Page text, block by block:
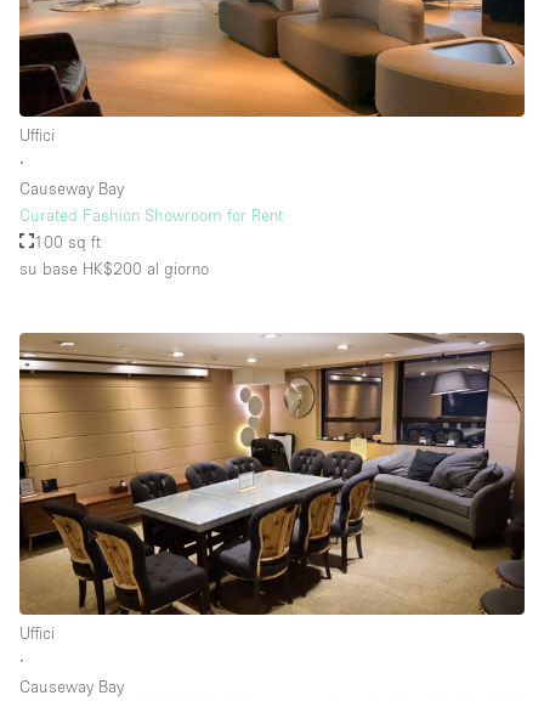
Uffici
∙
Causeway Bay
Curated Fashion Showroom for Rent
100 sq ft
su base HK$200 al giorno
Uffici
∙
Causeway Bay